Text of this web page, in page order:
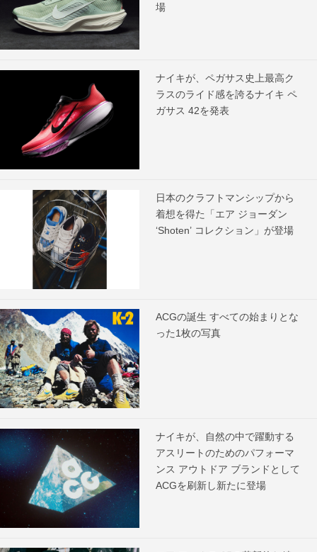
場
ナイキが、ペガサス史上最高ク
ラスのライド感を誇るナイキ ペ
ガサス 42を発表
日本のクラフトマンシップから
着想を得た「エア ジョーダン
‘Shoten’ コレクション」が登場
ACGの誕生 すべての始まりとな
った1枚の写真
ナイキが、自然の中で躍動する
アスリートのためのパフォーマ
ンス アウトドア ブランドとして
ACGを刷新し新たに登場